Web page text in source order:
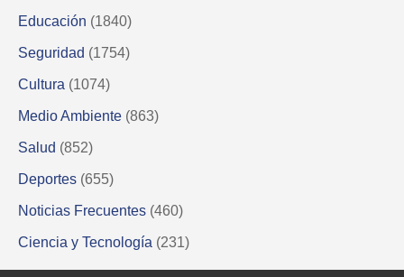
Educación (1840)
Seguridad (1754)
Cultura (1074)
Medio Ambiente (863)
Salud (852)
Deportes (655)
Noticias Frecuentes (460)
Ciencia y Tecnología (231)